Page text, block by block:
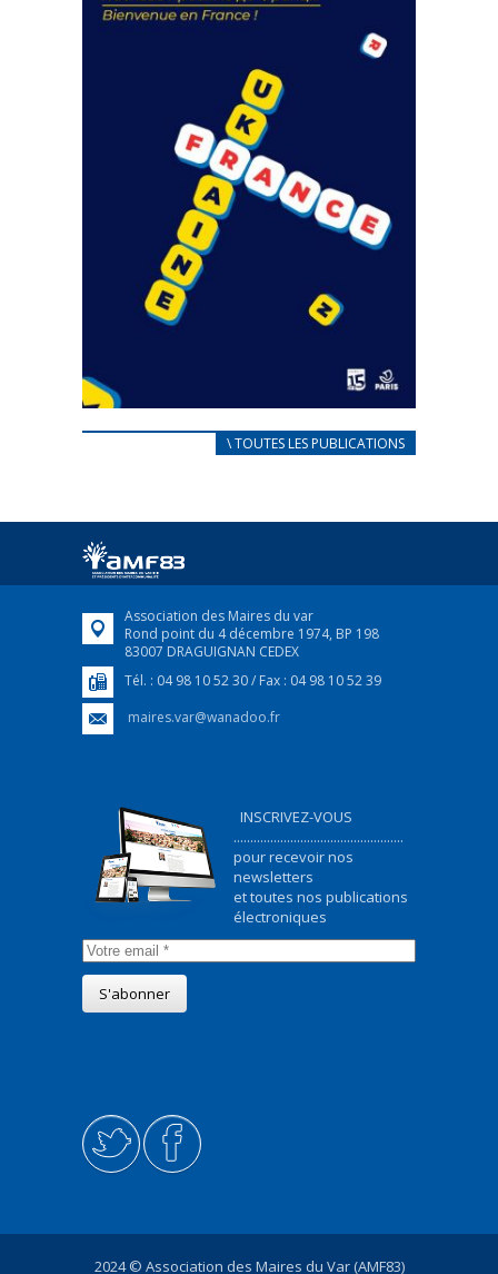
FEUILLETER
CARNET D’ACCUEIL
Afin d’accompagner au mieux les réfugiés
FEUILLETER
\ TOUTES LES PUBLICATIONS
Association des Maires du var
Rond point du 4 décembre 1974, BP 198
83007 DRAGUIGNAN CEDEX
Tél. : 04 98 10 52 30 / Fax : 04 98 10 52 39
maires.var@wanadoo.fr
INSCRIVEZ-VOUS
...................................................
pour recevoir nos
newsletters
et toutes nos publications
électroniques
2024 © Association des Maires du Var (AMF83)